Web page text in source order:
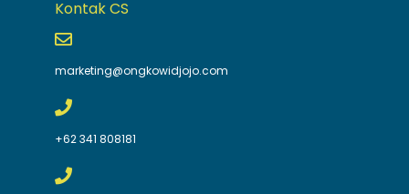
Kontak CS
marketing@ongkowidjojo.com
+62 341 808181